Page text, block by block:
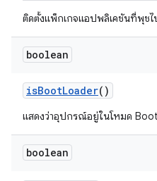
ติดตั้งแพ็กเกจแอปพลิเคชันที่พุช
boolean
isBootLoader()
แสดงว่าอุปกรณ์อยู่ในโหมด
boolean